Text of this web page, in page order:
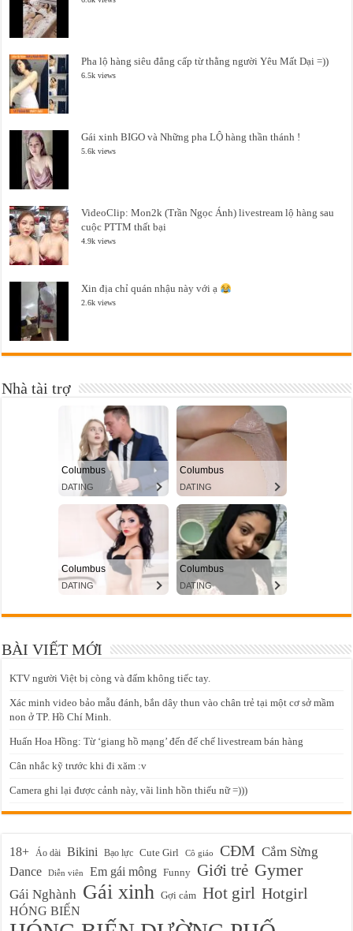
Pha lộ hàng siêu đẳng cấp từ thằng người Yêu Mất Dại =))
6.5k views
Gái xinh BIGO và Những pha LỘ hàng thần thánh !
5.6k views
VideoClip: Mon2k (Trần Ngọc Ánh) livestream lộ hàng sau
cuộc PTTM thất bại
4.9k views
Xin địa chỉ quán nhậu này với ạ
2.6k views
Nhà tài trợ
BÀI VIẾT MỚI
KTV người Việt bị còng và đấm không tiếc tay.
Xác minh video bảo mẫu đánh, bắn dây thun vào chân trẻ tại một cơ sở mầm
non ở TP. Hồ Chí Minh.
Huấn Hoa Hồng: Từ ‘giang hồ mạng’ đến đế chế livestream bán hàng
Cân nhắc kỹ trước khi đi xăm :v
Camera ghi lại được cảnh này, vãi linh hồn thiếu nữ =)))
18+ Áo dài Bikini Bạo lực Cute Girl Cô giáo CĐM Cắm Sừng
Dance Diễn viên Em gái mông Funny Giới trẻ Gymer
Gái Nghành Gái xinh Gợi cảm Hot girl Hotgirl
HÓNG BIẾN